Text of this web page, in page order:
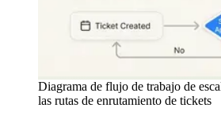
Diagrama de flujo de trabajo de
las rutas de enrutamiento de tickets